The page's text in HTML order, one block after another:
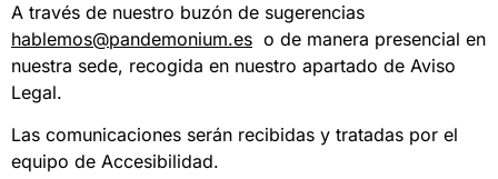
A través de nuestro buzón de sugerencias
hablemos@pandemonium.es o de manera presencial en
nuestra sede, recogida en nuestro apartado de Aviso
Legal.
Las comunicaciones serán recibidas y tratadas por el
equipo de Accesibilidad.